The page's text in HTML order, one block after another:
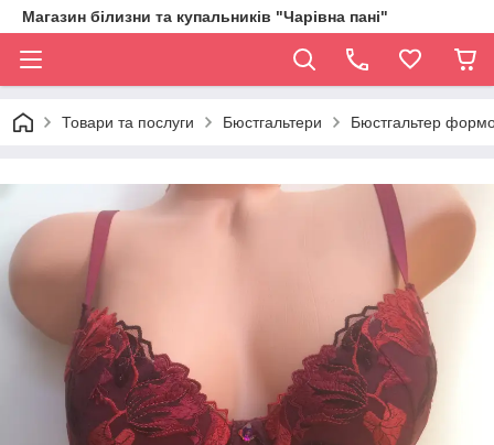
Магазин білизни та купальників "Чарівна пані"
Товари та послуги Бюстгальтери Бюстгальтер